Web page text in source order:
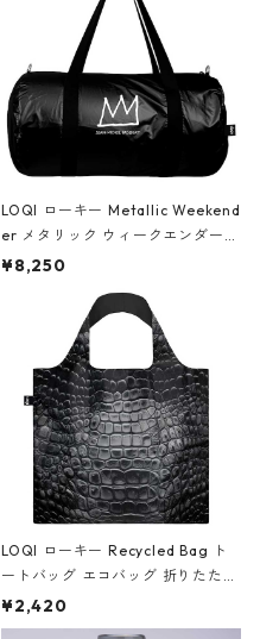
LOQI ローキー Metallic Weekend
er メタリック ウィークエンダー
ボストンバッグ ショルダーバッグ
Black ジャン=ミッシェル・バスキ
ア/クラウン ブラック
¥8,250
LOQI ローキー Recycled Bag ト
ートバッグ エコバッグ 折りたたみ
大きめ 撥水加工 収納ポーチ CRO
CODILE/Black クロコダイル/ブラ
¥2,420